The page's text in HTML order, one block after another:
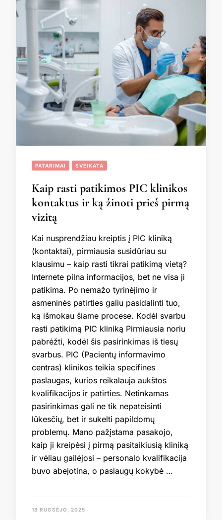
PATARIMAI SVEIKATA
Kaip rasti patikimos PIC klinikos
kontaktus ir ką žinoti prieš pirmą
vizitą
Kai nusprendžiau kreiptis į PIC kliniką
(kontaktai), pirmiausia susidūriau su
klausimu – kaip rasti tikrai patikimą vietą?
Internete pilna informacijos, bet ne visa ji
patikima. Po nemažo tyrinėjimo ir
asmeninės patirties galiu pasidalinti tuo,
ką išmokau šiame procese. Kodėl svarbu
rasti patikimą PIC kliniką Pirmiausia noriu
pabrėžti, kodėl šis pasirinkimas iš tiesų
svarbus. PIC (Pacientų informavimo
centras) klinikos teikia specifines
paslaugas, kurios reikalauja aukštos
kvalifikacijos ir patirties. Netinkamas
pasirinkimas gali ne tik nepateisinti
lūkesčių, bet ir sukelti papildomų
problemų. Mano pažįstama pasakojo,
kaip ji kreipėsi į pirmą pasitaikiusią kliniką
ir vėliau gailėjosi – personalo kvalifikacija
buvo abejotina, o paslaugų kokybė …
18 RUGSĖJO, 2025